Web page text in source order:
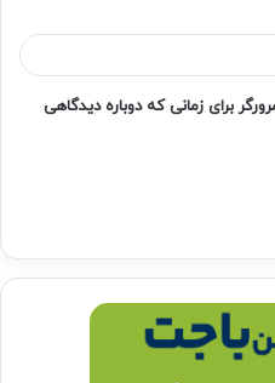
برای زمانی که دوباره دیدگاهی